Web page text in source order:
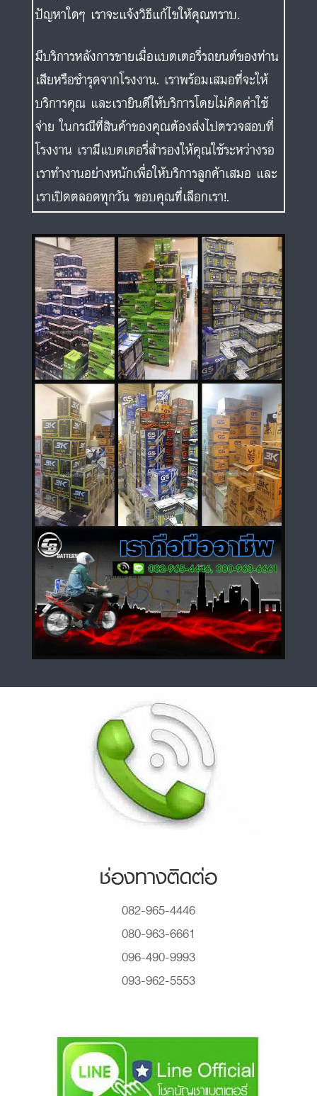
ปัญหาใดๆ เราจะแจ้งวิธีแก้ไขให้คุณทราบ.
มีบริการหลังการขายเมื่อแบตเตอรี่รถยนต์ของท่าน
เสียหรือชำรุดจากโรงงาน. เราพร้อมเสมอที่จะให้
บริการคุณ และเรายินดีให้บริการโดยไม่คิดค่าใช้
จ่าย ในกรณีที่สินค้าของคุณต้องส่งไปตรวจสอบที่
โรงงาน เรามีแบตเตอรี่สำรองให้คุณใช้ระหว่างรอ
เราทำงานอย่างหนักเพื่อให้บริการลูกค้าเสมอ และ
เราเปิดตลอดทุกวัน ขอบคุณที่เลือกเรา!.
ช่องทางติดต่อ
082-965-4446
080-963-6661
096-490-9993
093-962-5553